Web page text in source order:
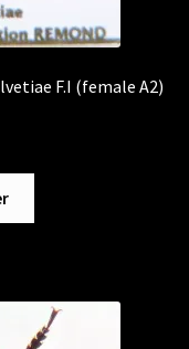
F.I (female A2)